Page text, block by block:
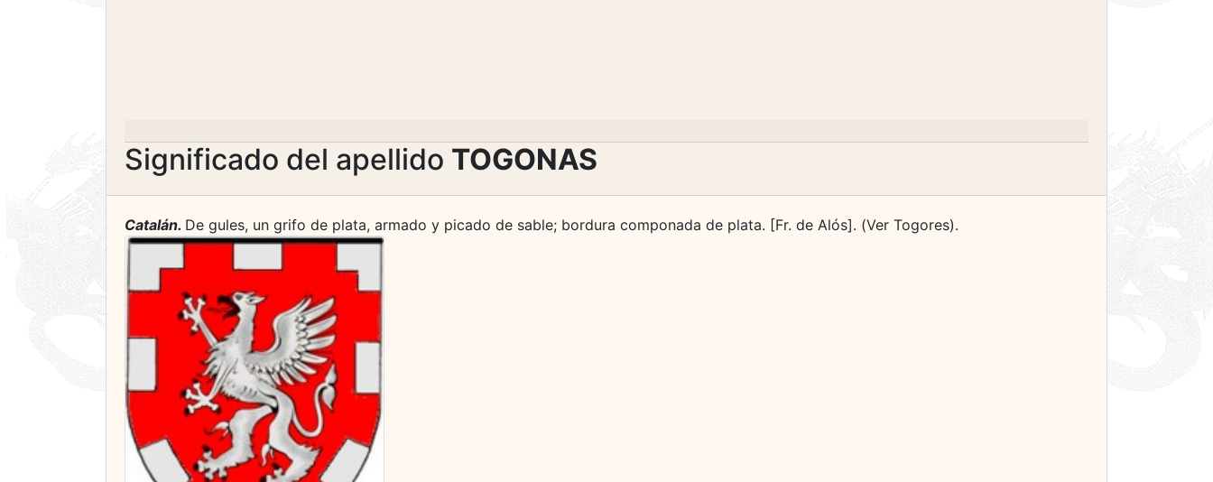
Significado del apellido TOGONAS
Catalán. De gules, un grifo de plata, armado y picado de sable; bordura componada de plata. [Fr. de Alós]. (Ver Togores).